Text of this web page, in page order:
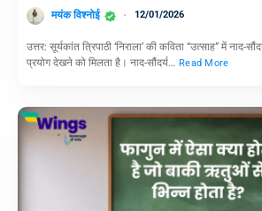
मयंक विश्नोई 12/01/2026
उत्तर: सूर्यकांत त्रिपाठी ‘निराला’ की कविता “उत्साह” में नाद-
प्रयोग देखने को मिलता है। नाद-सौंदर्य… Read More